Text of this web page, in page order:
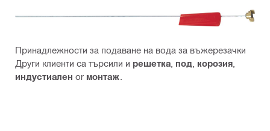
Принадлежности за подаване на вода за въжерезачки
Други клиенти са търсили и решетка под корозия
индустиален or монтаж